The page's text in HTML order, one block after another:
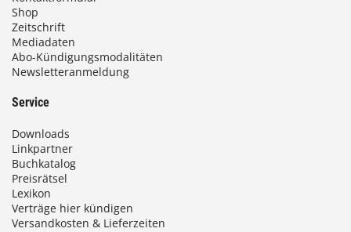
Shop
Zeitschrift
Mediadaten
Abo-Kündigungsmodalitäten
Newsletteranmeldung
Service
Downloads
Linkpartner
Buchkatalog
Preisrätsel
Lexikon
Verträge hier kündigen
Versandkosten & Lieferzeiten